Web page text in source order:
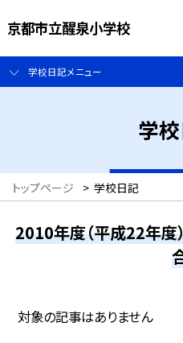
京都市立醒泉小学校
学校日記メニュー
学
トップページ > 学校日記
2010年度（平成22年度
対象の記事はありません